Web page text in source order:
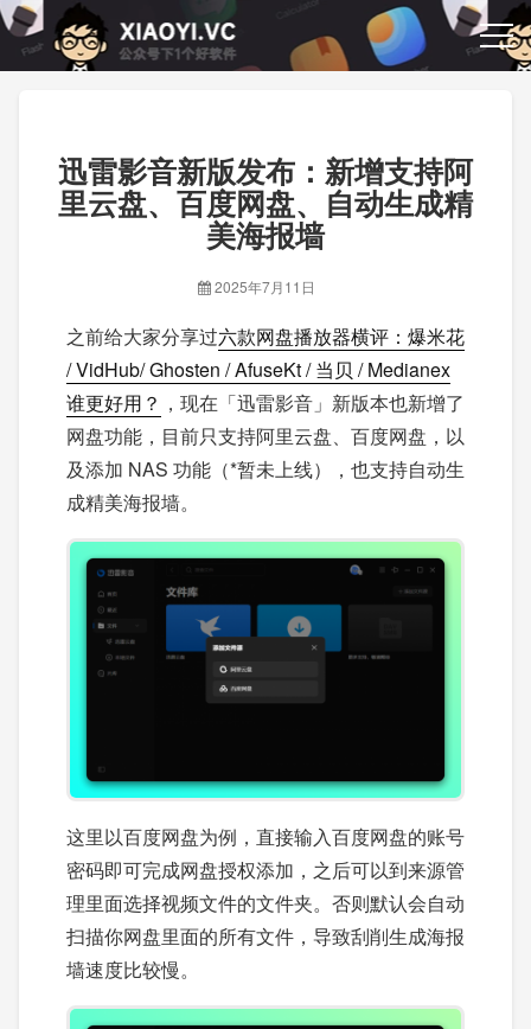
迅雷影音新版发布：新增支持阿
里云盘、百度网盘、自动生成精
美海报墙
2025年7月11日
之前给大家分享过六款网盘播放器横评：爆米花
/ VidHub/ Ghosten / AfuseKt / 当贝 / Medianex
谁更好用？ ，现在「迅雷影音」新版本也新增了
网盘功能，目前只支持阿里云盘、百度网盘，以
及添加 NAS 功能（*暂未上线），也支持自动生
成精美海报墙。
这里以百度网盘为例，直接输入百度网盘的账号
密码即可完成网盘授权添加，之后可以到来源管
理里面选择视频文件的文件夹。否则默认会自动
扫描你网盘里面的所有文件，导致刮削生成海报
墙速度比较慢。